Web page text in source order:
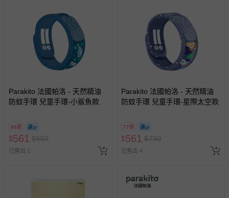
Parakito 法國帕洛 - 天然精油
防蚊手環 兒童手環-小鯊魚款
86折
$561 $650
已售出 1
Parakito 法國帕洛 - 天然精油
防蚊手環 兒童手環-星際太空款
77折
$561 $730
已售出 4